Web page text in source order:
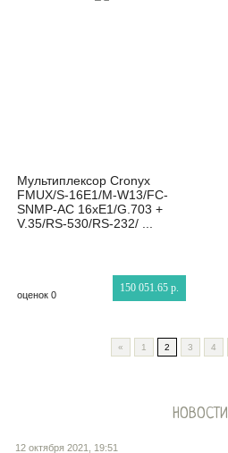
Мультиплексор Cronyx
FMUX/S-16E1/M-W13/FC-
SNMP-AC 16xE1/G.703 +
V.35/RS-530/RS-232/ ...
150 051.65 р.
оценок 0
« 1 2 3 4
НОВОСТИ
12 октября 2021, 19:51